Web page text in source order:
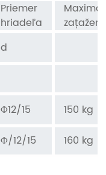
Priemer
hriadeľa
d
Φ12/15
150 kg
Φ/12/15 160 kg